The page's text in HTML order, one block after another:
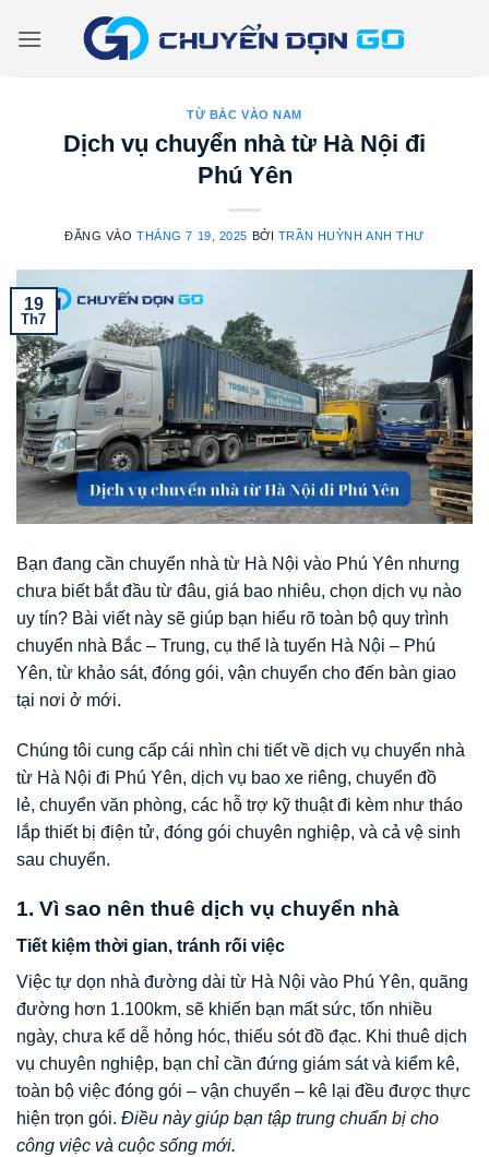
qua
TỪ BẮC VÀO NAM
Dịch vụ chuyển nhà từ Hà Nội đi
Phú Yên
ĐĂNG VÀOTHÁNG 7 19, 2025 BỞI TRẦN HUỲNH ANH THƯ
19
Th7
Bạn đang cần chuyển nhà từ Hà Nội vào Phú Yên nhưng
chưa biết bắt đầu từ đâu, giá bao nhiêu, chọn dịch vụ nào
uy tín? Bài viết này sẽ giúp bạn hiểu rõ toàn bộ quy trình
chuyển nhà Bắc – Trung, cụ thể là tuyến Hà Nội – Phú
Yên, từ khảo sát, đóng gói, vận chuyển cho đến bàn giao
tại nơi ở mới.
Chúng tôi cung cấp cái nhìn chi tiết về dịch vụ chuyển nhà
từ Hà Nội đi Phú Yên, dịch vụ bao xe riêng, chuyển đồ
lẻ, chuyển văn phòng, các hỗ trợ kỹ thuật đi kèm như tháo
lắp thiết bị điện tử, đóng gói chuyên nghiệp, và cả vệ sinh
sau chuyển.
1. Vì sao nên thuê dịch vụ chuyển nhà
Tiết kiệm thời gian, tránh rối việc
Việc tự dọn nhà đường dài từ Hà Nội vào Phú Yên, quãng
đường hơn 1.100km, sẽ khiến bạn mất sức, tốn nhiều
ngày, chưa kể dễ hỏng hóc, thiếu sót đồ đạc. Khi thuê dịch
vụ chuyên nghiệp, bạn chỉ cần đứng giám sát và kiểm kê,
toàn bộ việc đóng gói – vận chuyển – kê lại đều được thực
hiện trọn gói. Điều này giúp bạn tập trung chuẩn bị cho
công việc và cuộc sống mới.